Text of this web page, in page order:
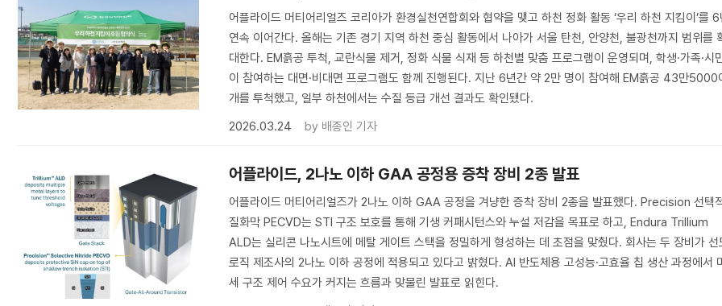
어플라이드 머티어리얼즈 코리아가 환경실천연합회와 협약을 맺고 하천 정화 활동 ‘우리 하천 지킴이’를 6
연속 이어간다. 올해는 기존 경기 지역 하천 중심 활동에서 나아가 서울 탄천, 안양천, 불광천까지 범위를
대한다. EM흙공 투척, 교란식물 제거, 정화 식물 식재 등 하천별 맞춤 프로그램이 운영되며, 학생·가족·시
이 참여하는 대면·비대면 프로그램도 함께 진행된다. 지난 6년간 약 2만 명이 참여해 EM흙공 43만5000
개를 투척했고, 일부 하천에서는 수질 등급 개선 결과도 확인됐다.
2026.03.24
by 배종인 기자
어플라이드, 2나노 이하 GAA 공정용 증착 장비 2종 발표
어플라이드 머티어리얼즈가 2나노 이하 GAA 공정을 겨냥한 증착 장비 2종을 발표했다. Precision 선택
질화막 PECVD는 STI 구조 보호를 통해 기생 커패시턴스와 누설 저감을 목표로 하고, Endura Trillium
ALD는 실리콘 나노시트에 메탈 게이트 스택을 정밀하게 형성하는 데 초점을 맞췄다. 회사는 두 장비가 선
로직 제조사의 2나노 이하 공정에 적용되고 있다고 밝혔다. AI 반도체용 고성능·고효율 칩 생산 과정에서 미
세 구조 제어 수요가 커지는 흐름과 맞물린 발표로 읽힌다.